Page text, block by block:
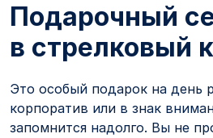
Подарочный
в стрелковый
Это особый подарок на день
корпоратив или в знак
запомнится надолго. Вы не